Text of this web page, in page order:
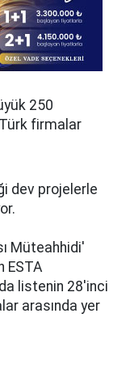
250
firmalar
dev projelerle
Müteahhidi'
ESTA
listenin 28'inci
arasında yer